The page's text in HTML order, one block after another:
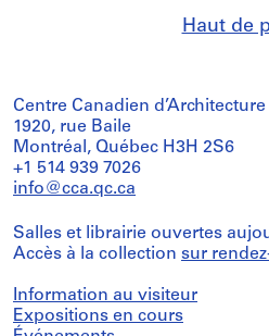
Haut de
Centre Canadien d’Architecture
1920, rue Baile
Montréal, Québec H3H 2S6
+1 514 939 7026
info@cca.qc.ca
Salles et librairie ouvertes
Accès à la collection sur
Information au visiteur
Expositions en cours